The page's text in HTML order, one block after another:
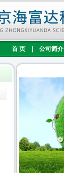
首 页 公司简介